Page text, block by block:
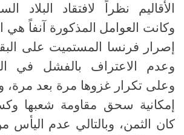
الأقاليم نظراً لافتقاد البلاد
وكانت العوامل المذكورة آنفاً هي
إصرار فرنسا المستميت على
وعدم الاعتراف بالفشل في
وعلى تكرار غزوها مرة بعد
إمكانية سحق مقاومة شعبها
كان الثمن، وبالتالي عدم اليأس